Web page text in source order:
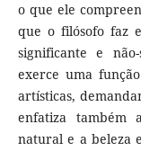
o que ele
que o filósofo faz
significante e
exerce uma
artísticas,
enfatiza também
natural e a beleza